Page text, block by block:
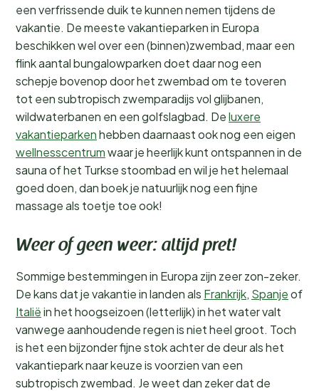
een verfrissende duik te kunnen nemen tijdens de
vakantie. De meeste vakantieparken in Europa
beschikken wel over een (binnen)zwembad, maar een
flink aantal bungalowparken doet daar nog een
schepje bovenop door het zwembad om te toveren
tot een subtropisch zwemparadijs vol glijbanen,
wildwaterbanen en een golfslagbad. Deluxere
vakantieparkenhebben daarnaast ook nog een eigen
wellnesscentrumwaar je heerlijk kunt ontspannen in de
sauna of het Turkse stoombad en wil je het helemaal
goed doen, dan boek je natuurlijk nog een fijne
massage als toetje toe ook!
Weer of geen weer: altijd pret!
Sommige bestemmingen in Europa zijn zeer zon-zeker.
De kans dat je vakantie in landen als Frankrijk, Spanjeof
Italiëin het hoogseizoen (letterlijk) in het water valt
vanwege aanhoudende regen is niet heel groot. Toch
is het een bijzonder fijne stok achter de deur als het
vakantiepark naar keuze is voorzien van een
subtropisch zwembad. Je weet dan zeker dat de